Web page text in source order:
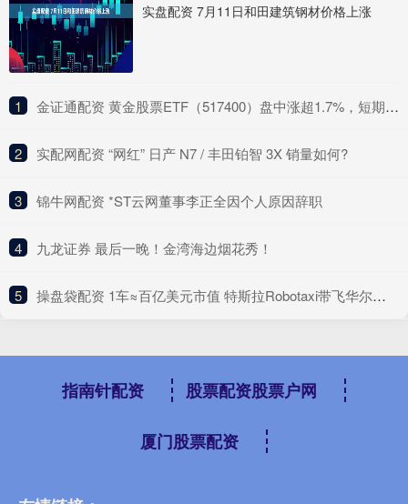
实盘配资 7月11日和田建筑钢材价格上涨
1 ​金证通配资 黄金股票ETF（517400）盘中涨超1.7%，短期冲高动能与长期支撑逻辑并存
2 ​实配网配资 “网红” 日产 N7 / 丰田铂智 3X 销量如何?
3 ​锦牛网配资 *ST云网董事李正全因个人原因辞职
4 ​九龙证券 最后一晚！金湾海边烟花秀！
5 ​操盘袋配资 1车≈百亿美元市值 特斯拉Robotaxi带飞华尔街预期
指南针配资 股票配资股票户网
厦门股票配资